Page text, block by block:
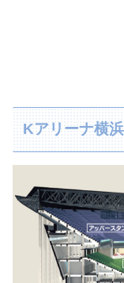
Kアリーナ横浜